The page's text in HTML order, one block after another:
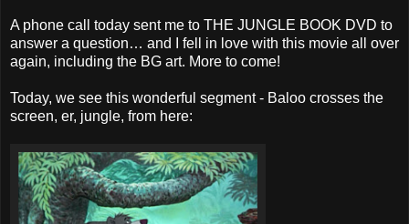
A phone call today sent me to THE JUNGLE BOOK DVD to
answer a question… and I fell in love with this movie all over
again, including the BG art. More to come!
Today, we see this wonderful segment - Baloo crosses the
screen, er, jungle, from here: